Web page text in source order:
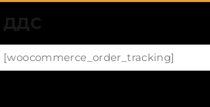
ДДС
[woocommerce_order_tracking]